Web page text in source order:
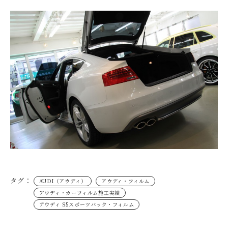
タグ： AUDI（アウディ）
アウディ・フィルム
アウディ・カーフィルム施工実績
アウディ S5スポーツバック・フィルム